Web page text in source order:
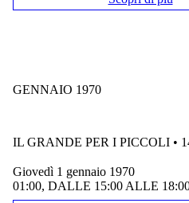
GENNAIO 1970
IL GRANDE PER I PICCOLI •
giovedì 1 gennaio 1970
01:00, DALLE 15:00 ALLE